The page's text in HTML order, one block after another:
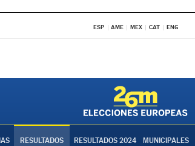
ESP AME MEX CAT ENG
RESULTADOS RESULTADOS 2024 MUNICIPALES